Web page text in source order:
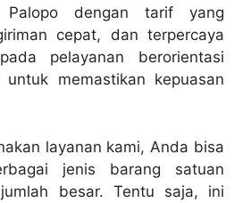
Palopo dengan tarif yang
cepat, dan terpercaya
pelayanan berorientasi
memastikan kepuasan
layanan kami, Anda bisa
jenis barang satuan
besar. Tentu saja, ini